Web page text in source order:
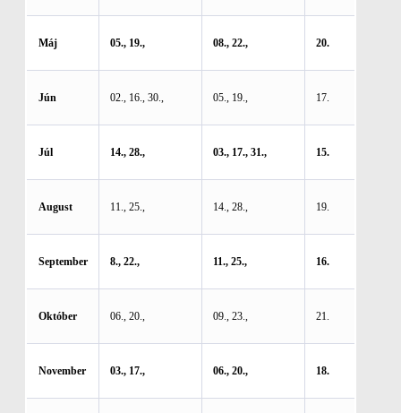
Máj 05., 19., 08., 22., 20.
Jún 02., 16., 30., 05., 19., 17.
Júl 14., 28., 03., 17., 31., 15.
August 11., 25., 14., 28., 19.
September 8., 22., 11., 25., 16.
Október 06., 20., 09., 23., 21.
November 03., 17., 06., 20., 18.